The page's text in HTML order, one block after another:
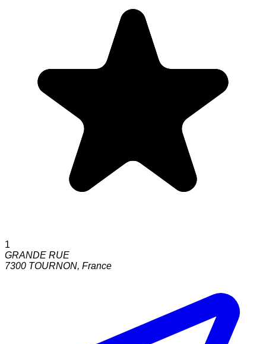
1
GRANDE RUE
7300 TOURNON, France